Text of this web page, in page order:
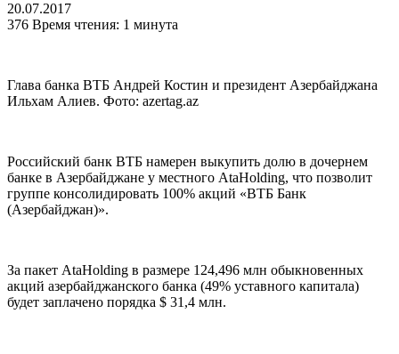
20.07.2017
376 Время чтения: 1 минута
Глава банка ВТБ Андрей Костин и президент Азербайджана
Ильхам Алиев. Фото: azertag.az
Российский банк ВТБ намерен выкупить долю в дочернем
банке в Азербайджане у местного AtaHolding, что позволит
группе консолидировать 100% акций «ВТБ Банк
(Азербайджан)».
За пакет AtaHolding в размере 124,496 млн обыкновенных
акций азербайджанского банка (49% уставного капитала)
будет заплачено порядка $ 31,4 млн.